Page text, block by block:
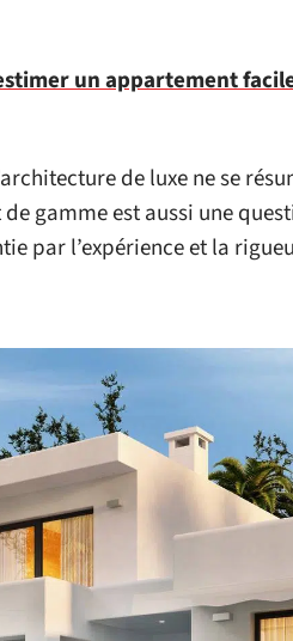
un appartement
de luxe ne se
gamme est aussi une
par l’expérience et la